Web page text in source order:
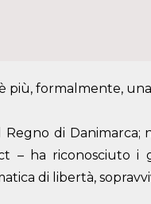
più, formalmente,
Regno di
– ha riconosciuto i
di libertà,